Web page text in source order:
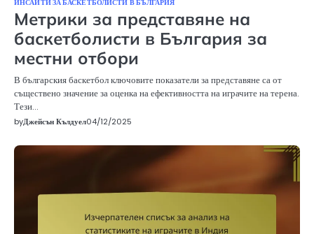
ИНСАЙТИ ЗА БАСКЕТБОЛИСТИ В БЪЛГАРИЯ
Метрики за представяне на
баскетболисти в България за
местни отбори
В българския баскетбол ключовите показатели за представяне са от
съществено значение за оценка на ефективността на играчите на терена.
Тези…
byДжейсън Кълдуел04/12/2025